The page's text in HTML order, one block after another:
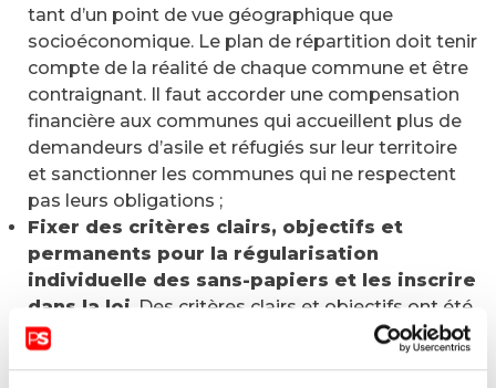
tant d’un point de vue géographique que
socioéconomique. Le plan de répartition doit tenir
compte de la réalité de chaque commune et être
contraignant. Il faut accorder une compensation
financière aux communes qui accueillent plus de
demandeurs d’asile et réfugiés sur leur territoire
et sanctionner les communes qui ne respectent
pas leurs obligations ;
Fixer des critères clairs, objectifs et
permanents pour la régularisation
individuelle des sans-papiers et les inscrire
dans la loi . Des critères clairs et objectifs ont été
établis dans le passé : plus de trois ans dans une
procédure d'asile, une promesse ferme d'emploi,